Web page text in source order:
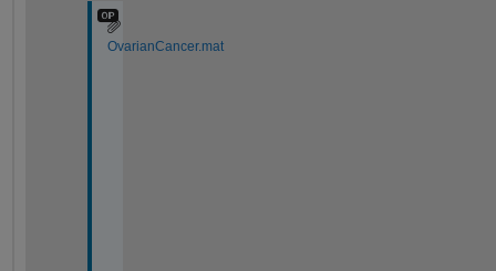
OvarianCancer.mat